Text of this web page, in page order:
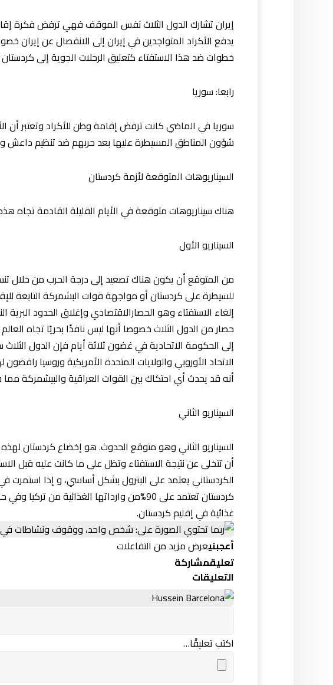
إيران تشارك الدول الثلاث نفس الموقف فهي ترفض فكرة
يدفع الأكراد المتواجدين في إيران إلى الانفصال عن إيران
خطوات ضد هذا الاستفتاء كتعليق الرحلات الجوية إلى
رابعا: سوريا
سوريا في الماضي كانت ترفض إقامة وطن للأكراد وتعتبر أن
شؤون المناطق المسيطرة عليها بعد حربهم ضد تنظيم داعش
السيناريوهات المتوقعة لأزمة كردستان
هناك سيناريوهات متوقعة في الأيام القليلة القادمة تجاه
السيناريو الأول
من المتوقع أن يكون هناك تصعيد إلى درجة الحرب من خلال
للسيطرة على كردستان أو مواجهة قوات البشمركة التابعة
إلغاء الاستفتاء وهو الحصارالاقتصادي وإغلاق الحدود البرية
حصار من الدول الثلاث خصوصا أنها ليس نافذًا بحريًا تجاه
إلى الحكومة الاتحادية في غضون ثلاثة أيام فإن الدول
الاتحاد الأوروبي والولايات المتحدة الأمريكية وروسيا
أنه قد يحدث أي احتكاك بين القوات العراقية والبيشمركة
السيناريو الثاني
السيناريو الثاني وهو متوقع الحدوث. هو إخضاع كردستان
أن تتخلى عن نتيجة الاستفتاء وتظل على ما كانت عليه قبل
الكردستاني يعتمد على البترول بشكل أساسي، و إذا استمرت
كردستان تعتمد على 90%من وارداتها
غذائية في إقليم كردستان.
أعجبنيعرض مزيد من التفاعلات
تعليقمشاركة
التعليقات
اكتب تعليقًا…